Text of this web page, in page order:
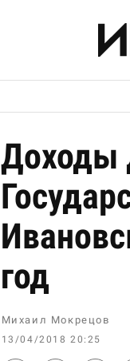
Доходы
год
Михаил Мокрецов
13/04/2018 20:25